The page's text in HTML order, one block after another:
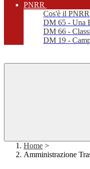
PNRR
Cos'è il PNRR
DM 65 - Una
DM 66 -
DM 19 -
Home >
Amministrazione